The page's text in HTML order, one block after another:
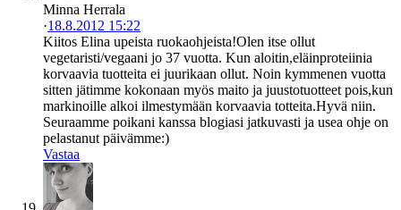
Minna Herrala
·18.8.2012 15:22
Kiitos Elina upeista ruokaohjeista!Olen itse ollut
vegetaristi/vegaani jo 37 vuotta. Kun aloitin,eläinproteiinia
korvaavia tuotteita ei juurikaan ollut. Noin kymmenen vuotta
sitten jätimme kokonaan myös maito ja juustotuotteet pois,kun
markinoille alkoi ilmestymään korvaavia totteita.Hyvä niin.
Seuraamme poikani kanssa blogiasi jatkuvasti ja usea ohje on
pelastanut päivämme:)
Vastaa